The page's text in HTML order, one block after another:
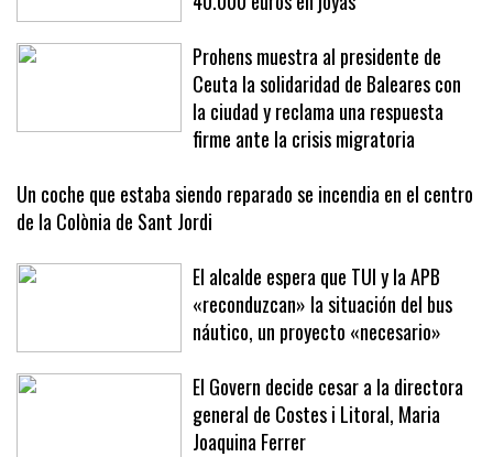
Prohens muestra al presidente de
Ceuta la solidaridad de Baleares con
la ciudad y reclama una respuesta
firme ante la crisis migratoria
Un coche que estaba siendo reparado se incendia en el centro
de la Colònia de Sant Jordi
El alcalde espera que TUI y la APB
«reconduzcan» la situación del bus
náutico, un proyecto «necesario»
El Govern decide cesar a la directora
general de Costes i Litoral, Maria
Joaquina Ferrer